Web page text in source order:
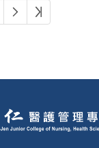
下一頁最後頁